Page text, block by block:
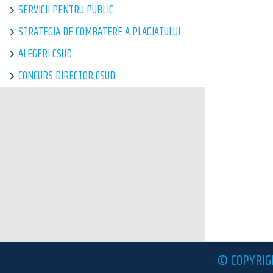
SERVICII PENTRU PUBLIC
STRATEGIA DE COMBATERE A PLAGIATULUI
ALEGERI CSUD
CONCURS DIRECTOR CSUD
©